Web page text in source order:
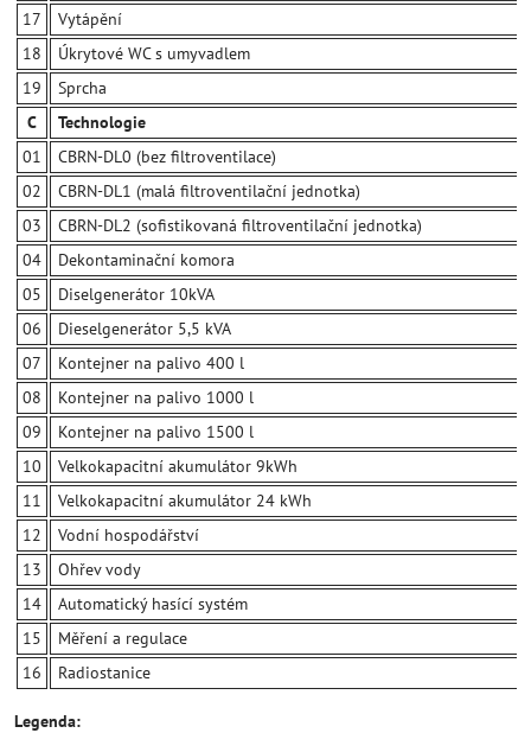
17
Vytápění
18
Úkrytové WC s umyvadlem
19
Sprcha
C
Technologie
01
CBRN-DL0 (bez filtroventilace)
02
CBRN-DL1 (malá filtroventilační jednotka)
03
CBRN-DL2 (sofistikovaná filtroventilační jednotka)
04
Dekontaminační komora
05
Diselgenerátor 10kVA
06
Dieselgenerátor 5,5 kVA
07
Kontejner na palivo 400 l
08
Kontejner na palivo 1000 l
09
Kontejner na palivo 1500 l
10
Velkokapacitní akumulátor 9kWh
11
Velkokapacitní akumulátor 24 kWh
12
Vodní hospodářství
13
Ohřev vody
14
Automatický hasící systém
15
Měření a regulace
16
Radiostanice
Legenda: